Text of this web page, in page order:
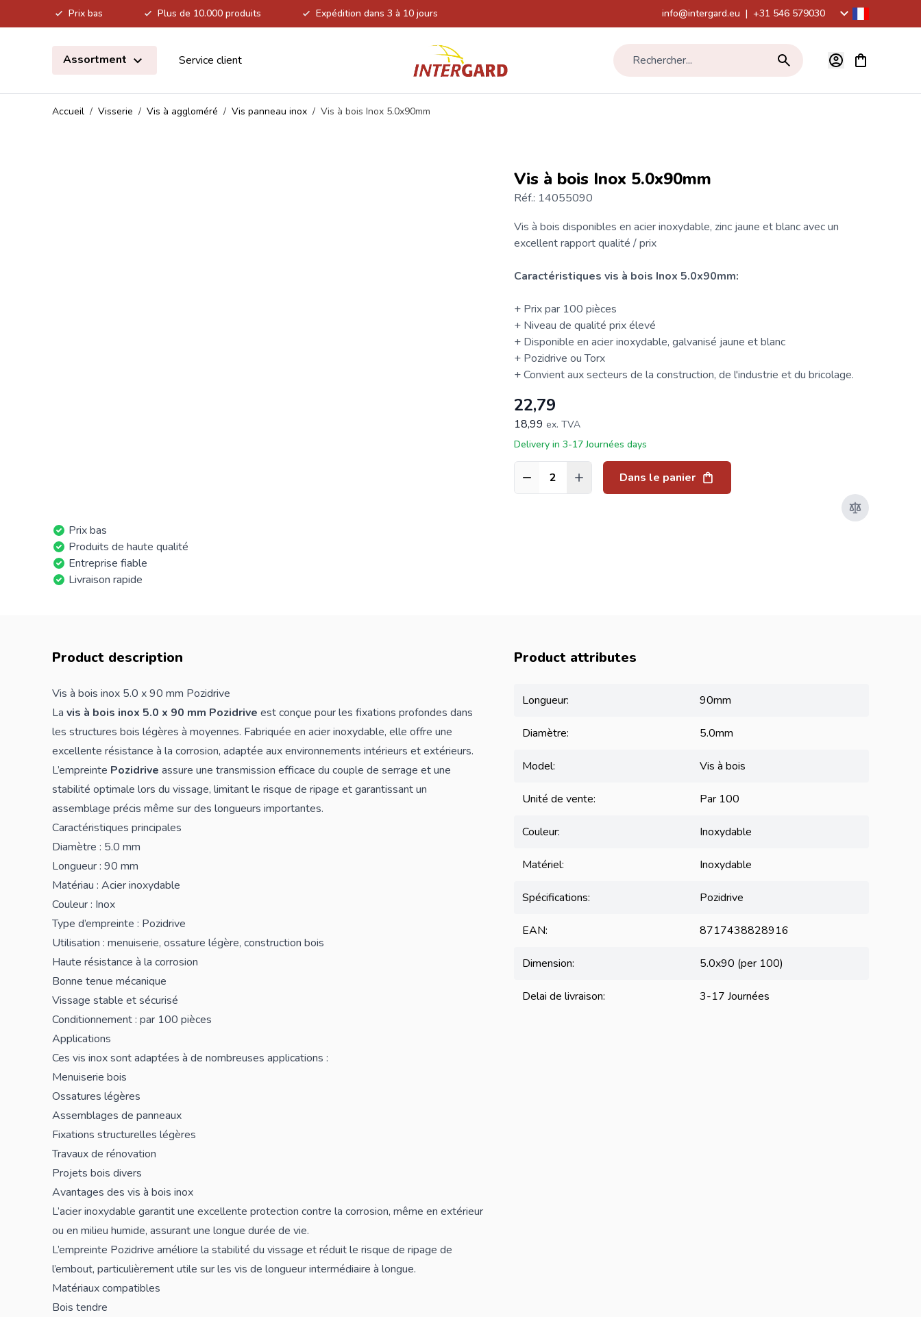
Prix bas Plus de 10.000 produits Expédition dans 3 à 10 jours info@intergard.eu | +31 546 579030
Assortment
Service client Rechercher... Voir le
Accueil / Visserie / Vis à aggloméré / Vis panneau inox / Vis à bois Inox 5.0x90mm
Prix bas
Produits de haute qualité
Entreprise fiable
Livraison rapide
Vis à bois Inox 5.0x90mm
Réf.: 14055090
Vis à bois disponibles en acier inoxydable, zinc jaune et blanc avec un
excellent rapport qualité / prix
Caractéristiques vis à bois Inox 5.0x90mm:
+ Prix par 100 pièces
+ Niveau de qualité prix élevé
+ Disponible en acier inoxydable, galvanisé jaune et blanc
+ Pozidrive ouTorx
+ Convient aux secteurs de la construction, de l'industrie et du bricolage.
22,79
18,99 ex. TVA
Delivery in 3-17 Journées days
Quantité Dans le panier
Product description
Vis à bois inox 5.0 x 90 mm Pozidrive
La vis à bois inox 5.0 x 90 mm Pozidrive est conçue pour les fixations profondes dans
les structures bois légères à moyennes. Fabriquée en acier inoxydable, elle offre une
excellente résistance à la corrosion, adaptée aux environnements intérieurs et extérieurs.
L’empreinte Pozidrive assure une transmission efficace du couple de serrage et une
stabilité optimale lors du vissage, limitant le risque de ripage et garantissant un
assemblage précis même sur des longueurs importantes.
Caractéristiques principales
Diamètre : 5.0 mm
Longueur : 90 mm
Matériau : Acier inoxydable
Couleur : Inox
Type d’empreinte : Pozidrive
Utilisation : menuiserie, ossature légère, construction bois
Haute résistance à la corrosion
Bonne tenue mécanique
Vissage stable et sécurisé
Conditionnement : par 100 pièces
Applications
Ces vis inox sont adaptées à de nombreuses applications :
Menuiserie bois
Ossatures légères
Assemblages de panneaux
Fixations structurelles légères
Travaux de rénovation
Projets bois divers
Avantages des vis à bois inox
L’acier inoxydable garantit une excellente protection contre la corrosion, même en extérieur
ou en milieu humide, assurant une longue durée de vie.
L’empreinte Pozidrive améliore la stabilité du vissage et réduit le risque de ripage de
l’embout, particulièrement utile sur les vis de longueur intermédiaire à longue.
Matériaux compatibles
Bois tendre
Product attributes
Longueur: 90mm
Diamètre: 5.0mm
Model: Vis à bois
Unité de vente: Par 100
Couleur: Inoxydable
Matériel: Inoxydable
Spécifications: Pozidrive
EAN: 8717438828916
Dimension: 5.0x90 (per 100)
Delai de livraison: 3-17 Journées